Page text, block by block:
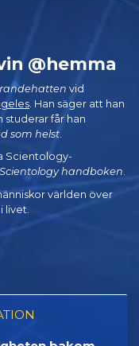
@hemma
vid
. Han säger att han
studerar får han
som helst
Scientology-
Scientology handboken.
världen över
livet.